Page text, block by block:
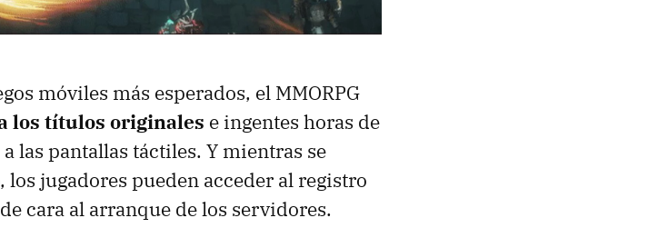
móviles más esperados, el MMORPG
los títulos originales e ingentes horas de
las pantallas táctiles. Y mientras se
jugadores pueden acceder al registro
cara al arranque de los servidores.